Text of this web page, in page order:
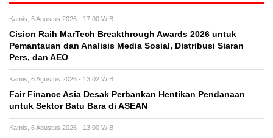
Kamis, 6 Agustus 2026 - 17:00 WIB
Cision Raih MarTech Breakthrough Awards 2026 untuk
Pemantauan dan Analisis Media Sosial, Distribusi Siaran
Pers, dan AEO
Kamis, 6 Agustus 2026 - 13:02 WIB
Fair Finance Asia Desak Perbankan Hentikan Pendanaan
untuk Sektor Batu Bara di ASEAN
Kamis, 6 Agustus 2026 - 13:00 WIB